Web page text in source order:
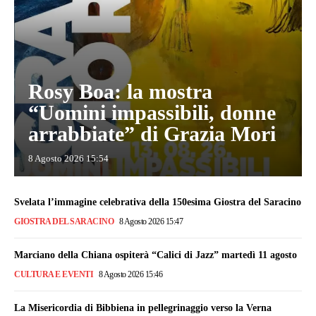
Rosy Boa: la mostra
“Uomini impassibili, donne
arrabbiate” di Grazia Mori
8 Agosto 2026 15:54
Svelata l’immagine celebrativa della 150esima Giostra del Saracino
GIOSTRA DEL SARACINO 8 Agosto 2026 15:47
Marciano della Chiana ospiterà “Calici di Jazz” martedì 11 agosto
CULTURA E EVENTI 8 Agosto 2026 15:46
La Misericordia di Bibbiena in pellegrinaggio verso la Verna